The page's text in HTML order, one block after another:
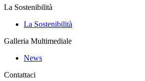
La Sostenibilità
La Sostenibilità
Galleria Multimediale
News
Contattaci